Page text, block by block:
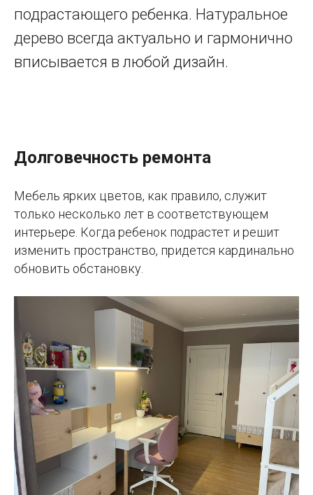
подрастающего ребенка. Натуральное
дерево всегда актуально и гармонично
вписывается в любой дизайн.
Долговечность ремонта
Мебель ярких цветов, как правило, служит
только несколько лет в соответствующем
интерьере. Когда ребенок подрастет и решит
изменить пространство, придется кардинально
обновить обстановку.